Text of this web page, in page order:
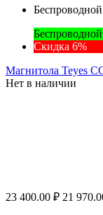
Скидка 6%
Магнитола Teyes
Нет в наличии
23 400.00 ₽ 21